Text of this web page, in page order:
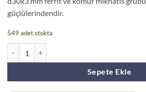
güçlülerindendir.
549 adet stokta
Sepete Ekle